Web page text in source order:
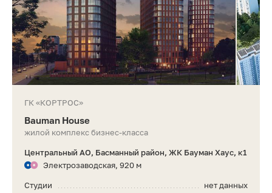
ГК «КОРТРОС»
Bauman House
жилой комплекс бизнес-класса
Центральный АО, Басманный район, ЖК Бауман Хаус, к1
Электрозаводская, 920 м
нет данных
Студии